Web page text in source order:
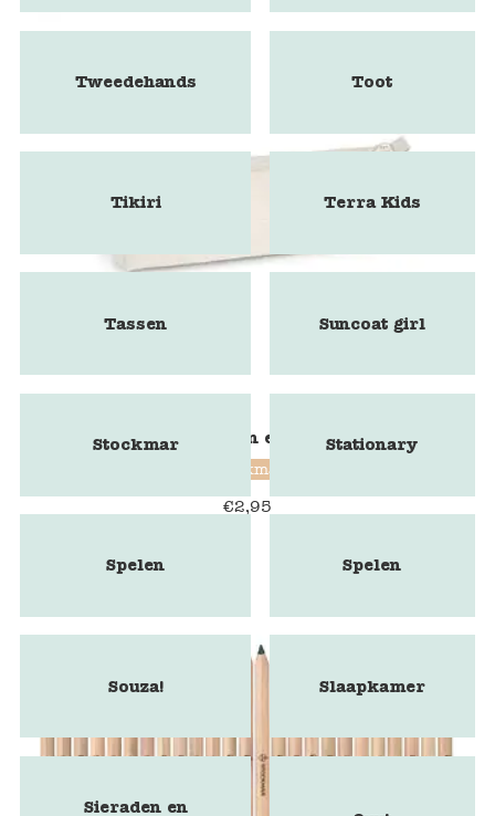
Linnen etui
Stockmar
€2,95
Tweedehands Toot
Tikiri Terra Kids
Tassen Suncoat girl
Stockmar Stationary
Spelen Spelen
Souza! Slaapkamer
Sieraden en